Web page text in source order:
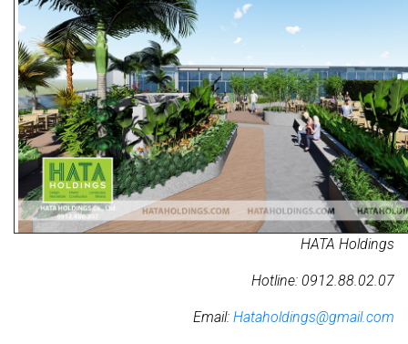
HATA Holdings
Hotline: 0912.88.02.07
Email: Hataholdings@gmail.com